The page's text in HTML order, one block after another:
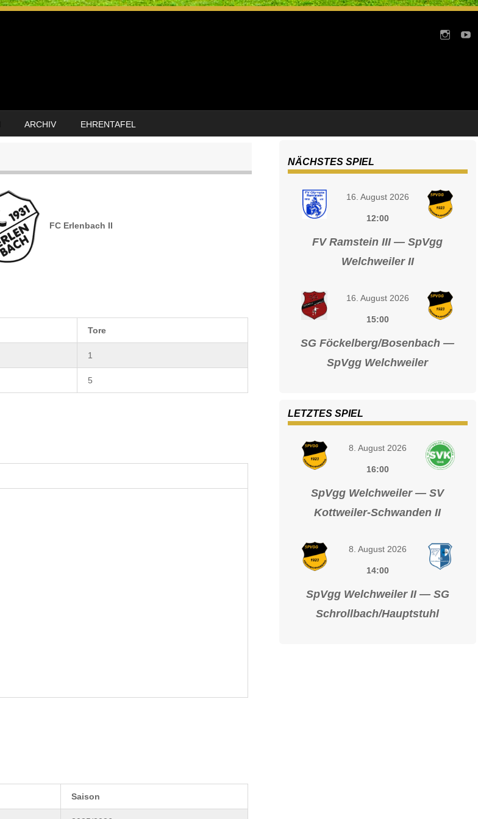
ARCHIV EHRENTAFEL
FC Erlenbach II
Tore
1
5
Saison
NÄCHSTES SPIEL
16. August 2026
12:00
FV Ramstein III — SpVgg
Welchweiler II
16. August 2026
15:00
SG Föckelberg/Bosenbach —
SpVgg Welchweiler
LETZTES SPIEL
8. August 2026
16:00
SpVgg Welchweiler — SV
Kottweiler-Schwanden II
8. August 2026
14:00
SpVgg Welchweiler II — SG
Schrollbach/Hauptstuhl